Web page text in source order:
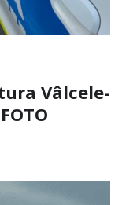
Vâlcele-